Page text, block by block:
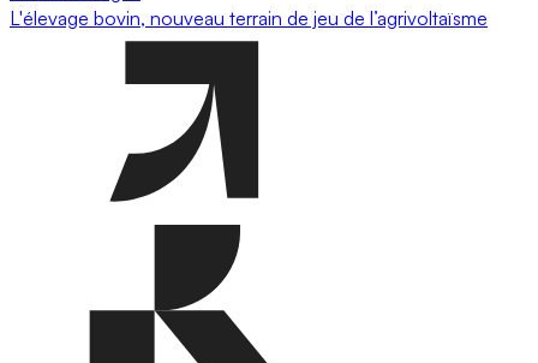
L'élevage bovin, nouveau terrain de jeu de l’agrivoltaïsme